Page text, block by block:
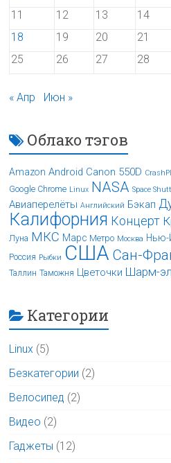
11
12 13 14
18
19 20 21
25
26 27 28
« Апр Июн »
Облако тэгов
Amazon Android Canon 550D
Google Chrome Linux NASA Space
Авиаперелёты Английский Бэкап
Калифорния Концерт
Луна МКС Марс Метро Москва Нью-
Россия Рыбки США Сан-
Таллин Таможня Цветочки Шарм-
Категории
Linux (5)
Безкатегории (2)
Велосипед (2)
Видео (2)
Гаджеты (12)